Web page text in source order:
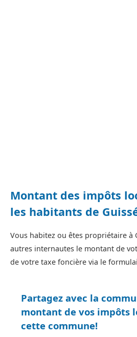
Montant des impôts
les habitants de
Vous habitez ou êtes propriétaire à
autres internautes le montant de
de votre taxe foncière via le
Partagez avec la
montant de vos impôts
cette commune!